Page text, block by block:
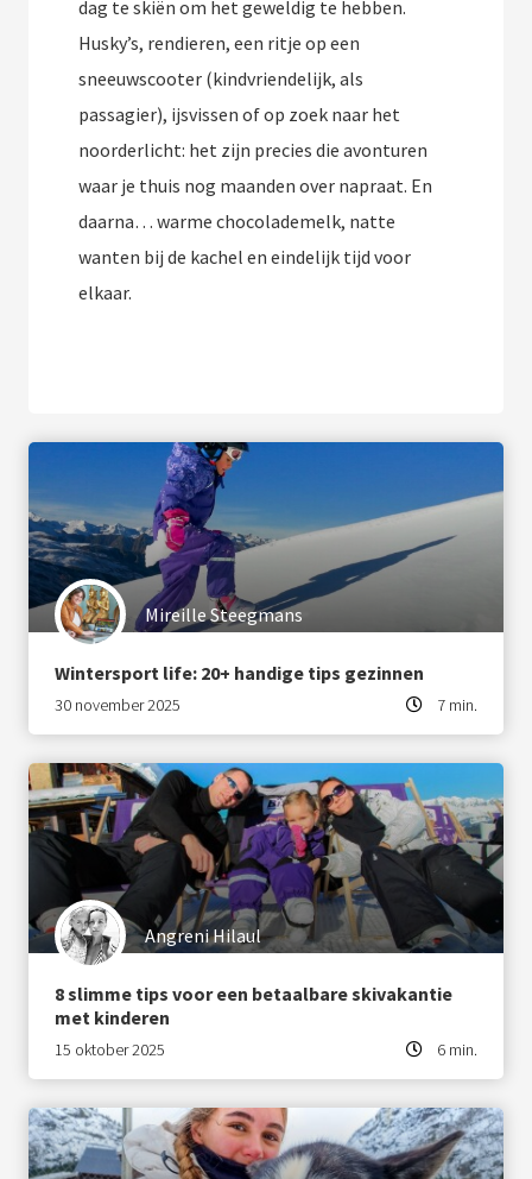
dag te skiën om het geweldig te hebben.
Husky’s, rendieren, een ritje op een
sneeuwscooter (kindvriendelijk, als
passagier), ijsvissen of op zoek naar het
noorderlicht: het zijn precies die avonturen
waar je thuis nog maanden over napraat. En
daarna… warme chocolademelk, natte
wanten bij de kachel en eindelijk tijd voor
elkaar.
Mireille Steegmans
Wintersport life: 20+ handige tips gezinnen
30 november 2025 7 min.
Angreni Hilaul
8 slimme tips voor een betaalbare skivakantie
met kinderen
15 oktober 2025 6 min.